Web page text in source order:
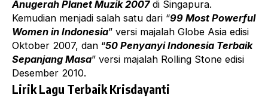
Anugerah Planet Muzik 2007di Singapura.
Kemudian menjadi salah satu dari “99 Most Powerful
Women in Indonesia” versi majalah Globe Asia edisi
Oktober 2007, dan “50 Penyanyi Indonesia Terbaik
Sepanjang Masa” versi majalah Rolling Stone edisi
Desember 2010.
Lirik Lagu Terbaik Krisdayanti